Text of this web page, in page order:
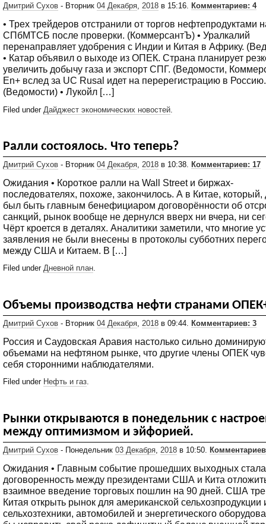
Дмитрий Сухов - Вторник 04 Декабря 2018 в 15:16. Комментариев: 4
• Трех трейдеров отстранили от торгов нефтепродуктами
СПбМТСБ после проверки. (КоммерсантЪ) • Уралкалий
перенаправляет удобрения с Индии и Китая в Африку.
• Катар объявил о выходе из ОПЕК. Cтрана планирует
увеличить добычу газа и экспорт СПГ. (Ведомости,
En+ вслед за UC Rusal идет на перерегистрацию в Россию.
(Ведомости) • Лукойл […]
Filed under Дайджест экономических новостей
Ралли состоялось. Что теперь?
Дмитрий Сухов - Вторник 04 Декабря 2018 в 10:38. Комментариев: 17
Ожидания • Короткое ралли на Wall Street и биржах-
последователях, похоже, закончилось. А в Китае,
был быть главным бенефициаром договорённости об
санкций, рынок вообще не дернулся вверх ни вчера, ни
Чёрт кроется в деталях. Аналитики заметили, что многие
заявления не были внесены в протоколы субботних
между США и Китаем. В […]
Filed under Дневной план.
Объемы производства нефти странами
Дмитрий Сухов - Вторник 04 Декабря 2018 в 09:44. Комментариев: 3
Россия и Саудовская Аравия настолько сильно
объемами на нефтяном рынке, что другие члены ОПЕК
себя сторонними наблюдателями.
Filed under Нефть и газ.
Рынки открываются в понедельник с
между оптимизмом и эйфорией.
Дмитрий Сухов - Понедельник 03 Декабря 2018 в 10:50.
Ожидания • Главным событие прошедших выходных стала
договоренность между президентами США и Кита
взаимное введение торговых пошлин на 90 дней. США
Китая открыть рынок для американской сельхозпродукции
сельхозтехники, автомобилей и энергетического